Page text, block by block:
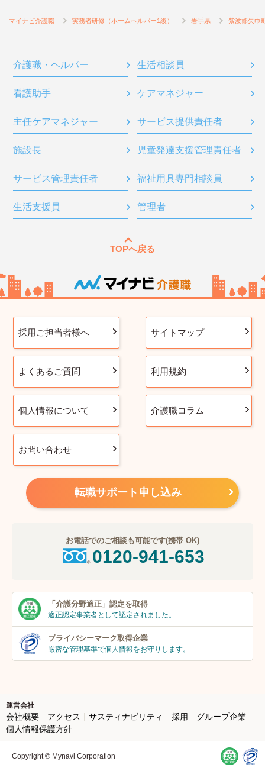
マイナビ介護職 実務者研修（ホームヘルパー1級） 岩手県 紫波郡矢巾
介護職・ヘルパー 生活相談員
看護助手 ケアマネジャー
主任ケアマネジャー サービス提供責任者
施設長 児童発達支援管理責任者
サービス管理責任者 福祉用具専門相談員
生活支援員 管理者
TOPへ戻る
採用ご担当者様へ サイトマップ
よくあるご質問 利用規約
個人情報について 介護職コラム
お問い合わせ
転職サポート申し込み
お電話でのご相談も可能です(携帯 OK)
0120-941-653
「介護分野適正」 認定を取得
適正認定事業者として認定されました。
プライバシーマーク取得企業
厳密な管理基準で個人情報をお守りします。
運営会社
会社概要 アクセス サスティナビリティ 採用
グループ企業
個人情報保護方針
Copyright © Mynavi Corporation